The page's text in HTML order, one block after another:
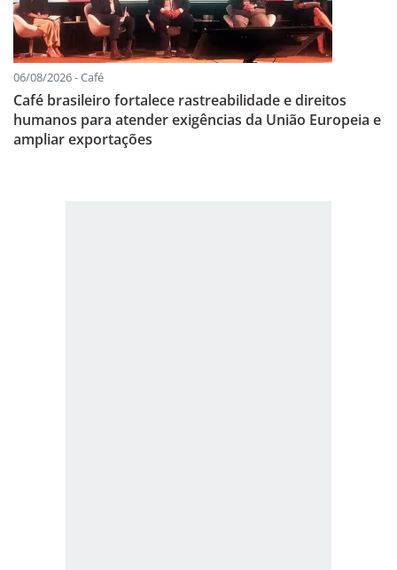
06/08/2026 - Café
Café brasileiro fortalece rastreabilidade e direitos
humanos para atender exigências da União Europeia e
ampliar exportações